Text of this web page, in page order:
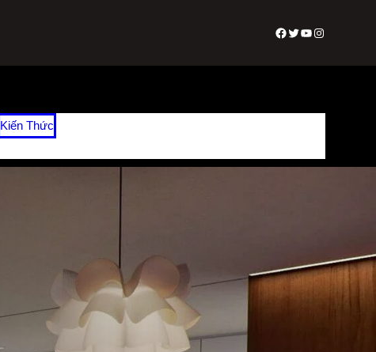
Facebook
Twitter
Youtube
Instagram
Kiến Thức